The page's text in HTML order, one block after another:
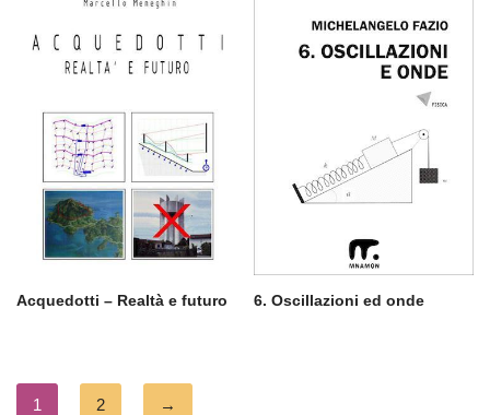
Acquedotti – Realtà e futuro 6. Oscillazioni ed onde
1 2 →